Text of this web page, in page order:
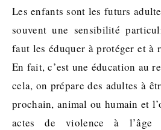
Les enfants sont les futurs
souvent une sensibilité
faut les éduquer à protéger et à
En fait, c’est une éducation au
cela, on prépare des adultes à
prochain, animal ou humain et
actes de violence à l’âge